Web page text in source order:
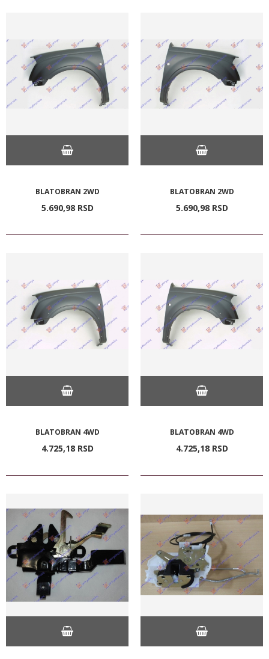
BLATOBRAN 2WD
5.690,98 RSD
BLATOBRAN 2WD
5.690,98 RSD
BLATOBRAN 4WD
4.725,18 RSD
BLATOBRAN 4WD
4.725,18 RSD